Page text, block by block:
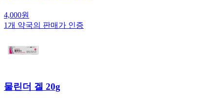
4,000원
1개 약국의 판매가 인증
물린더 겔 20g